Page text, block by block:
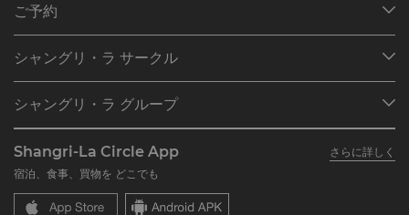
ご予約
ご予約の検索
レストラン＆バー
シャングリ・ラ サークル
シャングリ・ラ サークルに入会
よくあるお問合せや質問
SLCに関するお問い合わせ
シャングリ・ラ グループ
シャングリ・ラ ブランド
シャングリ・ラ センター
レジデンス
採用情報
企業の社会的責任
ニュース
Shangri-La Circle App
さらに詳しく
宿泊、食事、買物を どこでも